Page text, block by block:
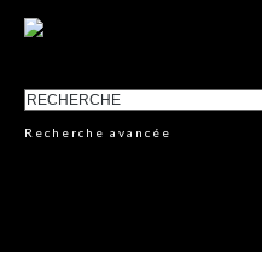
Recherche avancée